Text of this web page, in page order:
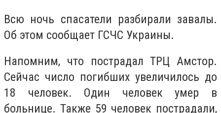
Всю ночь спасатели разбирали завалы.
Об этом сообщает ГСЧС Украины.
Напомним, что пострадал ТРЦ Амстор.
Сейчас число погибших увеличилось до
18 человек. Один человек умер в
больнице. Также 59 человек пострадали,